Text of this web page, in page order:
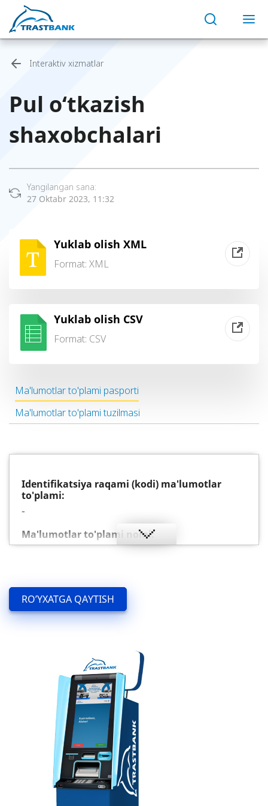
Interaktiv xizmatlar
Pul o‘tkazish
shaxobchalari
Yangilangan sana:
27 Oktabr 2023, 11:32
Yuklab olish XML
Format: XML
Yuklab olish CSV
Format: CSV
Ma'lumotlar to'plami pasporti
Ma'lumotlar to'plami tuzilmasi
Identifikatsiya raqami (kodi) ma'lumotlar
to'plami:
-
Ma'lumotlar to'plami nomi:
Pul o‘tkazish shaxobchalari
Pul o‘tkazish shaxobchalari
Ma'lumotlar to'plami egasi:
«Trastbank» XAB
Mas'ul shaxs bilan bog'lanish:
Telefon raqami: -
Elektron manzili: -
Veb sayt: trustbank.uz
Ma’lumotlarga giperslka (URL):
/uz/branches/open_data/xml/?sid=2871
/uz/branches/open_data/csv/?sid=2871
RO’YXATGA QAYTISH